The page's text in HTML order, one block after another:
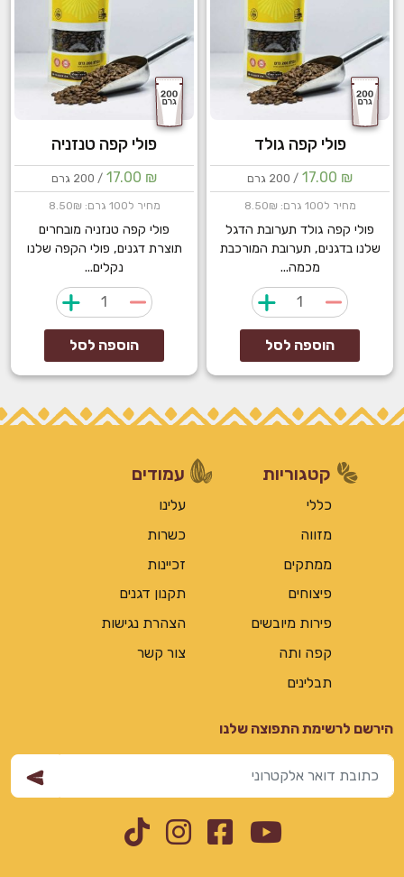
פולי קפה גולד
17.00 ₪ / 200 גרם
מחיר ל100 גרם: 8.50₪
פולי קפה גולד תערובת הדגל
שלנו בדגנים, תערובת המורכבת
מכמה...
כמות
של
פולי
קפה
גולד
הוספה לסל
פולי קפה טנזניה
17.00 ₪ / 200 גרם
מחיר ל100 גרם: 8.50₪
פולי קפה טנזניה מובחרים
תוצרת דגנים, פולי הקפה שלנו
נקלים...
כמות
של
פולי
קפה
טנזניה
הוספה לסל
קטגוריות
כללי
מזווה
ממתקים
פיצוחים
פירות מיובשים
קפה ותה
תבלינים
עמודים
עלינו
כשרות
זכיינות
תקנון דגנים
הצהרת נגישות
צור קשר
הירשם לרשימת התפוצה שלנו
YouTube
Facebook
Instagram
TikTok